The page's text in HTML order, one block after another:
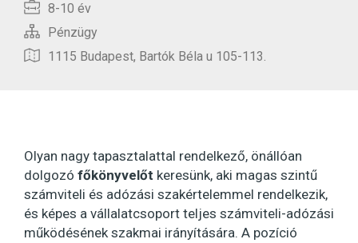
TAPASZTALAT:
8-10 év
TERÜLET:Pénzügy
CÍM: 1115 Budapest, Bartók Béla u 105-113.
Olyan nagy tapasztalattal rendelkező, önállóan
dolgozó főkönyvelőt keresünk, aki magas szintű
számviteli és adózási szakértelemmel rendelkezik,
és képes a vállalatcsoport teljes számviteli-adózási
működésének szakmai irányítására. A pozíció